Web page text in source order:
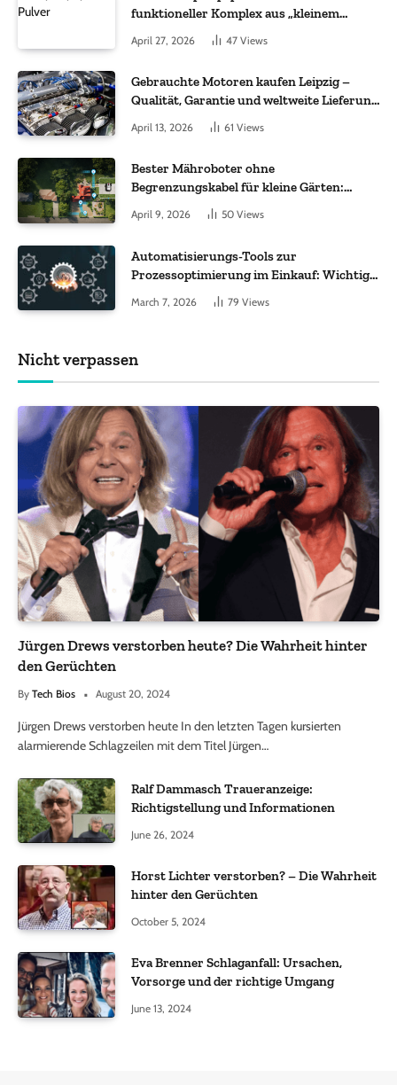
funktioneller Komplex aus „kleinem
Molekül + Metall“
April 27, 2026 47 Views
Gebrauchte Motoren kaufen Leipzig –
Qualität, Garantie und weltweite Lieferung
April 13, 2026 61 Views
Bester Mähroboter ohne
Begrenzungskabel für kleine Gärten:
Worauf es bei 200 bis 500 m² wirklich
ankommt
April 9, 2026 50 Views
Automatisierungs-Tools zur
Prozessoptimierung im Einkauf: Wichtige
Funktionen, auf die Sie achten sollten
March 7, 2026 79 Views
Nicht verpassen
Jürgen Drews verstorben heute? Die Wahrheit hinter
den Gerüchten
By Tech Bios August 20, 2024
Jürgen Drews verstorben heute In den letzten Tagen kursierten
alarmierende Schlagzeilen mit dem Titel Jürgen…
Ralf Dammasch Traueranzeige:
Richtigstellung und Informationen
June 26, 2024
Horst Lichter verstorben? – Die Wahrheit
hinter den Gerüchten
October 5, 2024
Eva Brenner Schlaganfall: Ursachen,
Vorsorge und der richtige Umgang
June 13, 2024